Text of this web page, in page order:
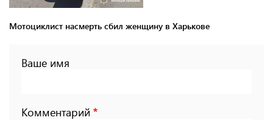
Мотоциклист насмерть сбил женщину в Харькове
Ваше имя
Комментарий